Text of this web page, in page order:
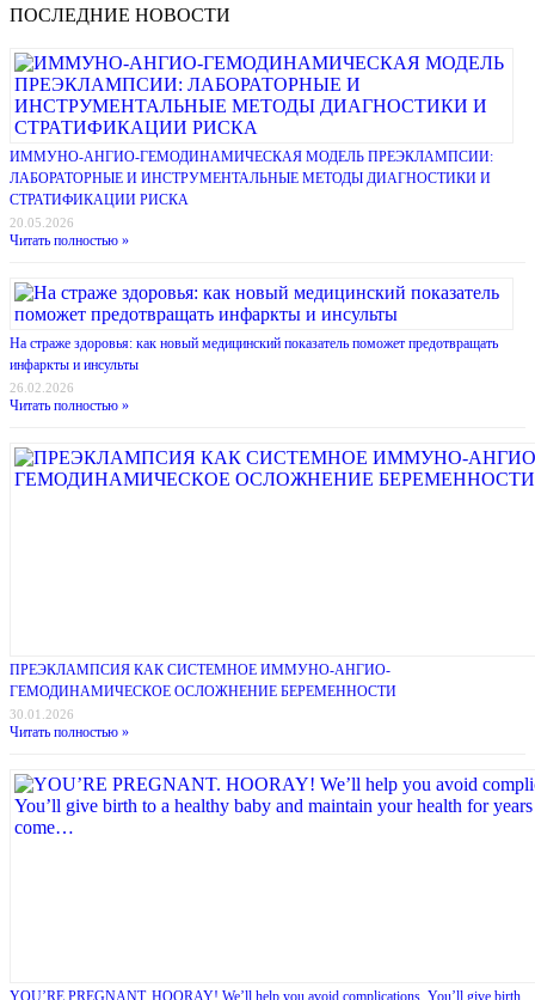
ПОСЛЕДНИЕ НОВОСТИ
ИММУНО-АНГИО-ГЕМОДИНАМИЧЕСКАЯ МОДЕЛЬ ПРЕЭКЛАМПСИИ:
ЛАБОРАТОРНЫЕ И ИНСТРУМЕНТАЛЬНЫЕ МЕТОДЫ ДИАГНОСТИКИ И
СТРАТИФИКАЦИИ РИСКА
20.05.2026
Читать полностью »
На страже здоровья: как новый медицинский показатель поможет предотвращать
инфаркты и инсульты
26.02.2026
Читать полностью »
ПРЕЭКЛАМПСИЯ КАК СИСТЕМНОЕ ИММУНО-АНГИО-
ГЕМОДИНАМИЧЕСКОЕ ОСЛОЖНЕНИЕ БЕРЕМЕННОСТИ
30.01.2026
Читать полностью »
YOU’RE PREGNANT. HOORAY! We’ll help you avoid complications. You’ll give birth